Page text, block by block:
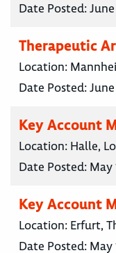
Date Posted:June
Therapeutic
Location:
Date Posted:June
Key Account
Location: Halle,
Date Posted: May
Key Account
Location: Erfurt,
Date Posted: May